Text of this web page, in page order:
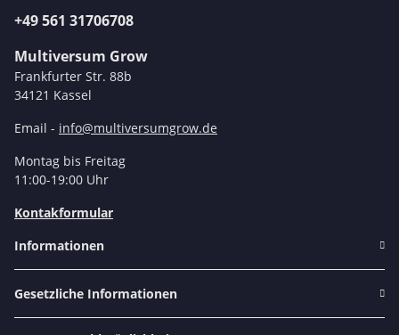
+49 561 31706708
Multiversum Grow
Frankfurter Str. 88b
34121 Kassel
Email - info@multiversumgrow.de
Montag bis Freitag
11:00-19:00 Uhr
Kontakformular
Informationen
Gesetzliche Informationen